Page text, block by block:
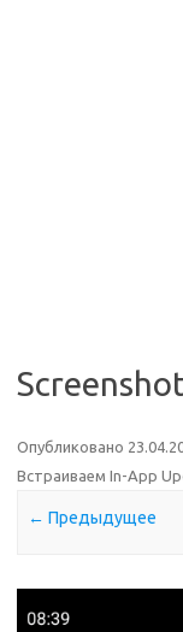
Опубликовано
Встраиваем In-App
← Предыдущее